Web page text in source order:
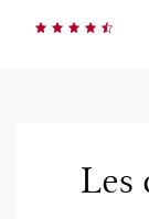
Les